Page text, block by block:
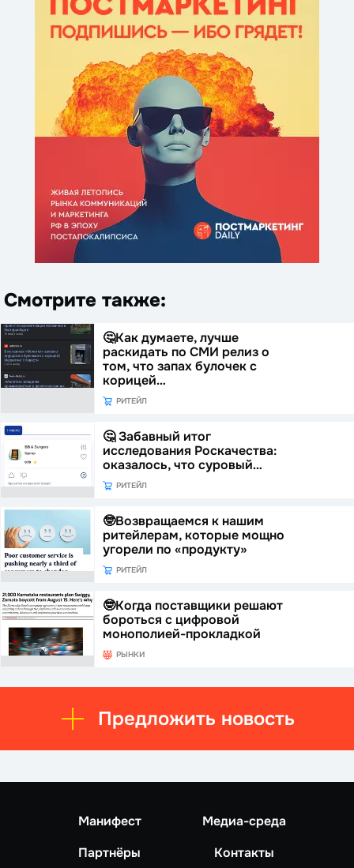
Смотрите также:
🤔Как думаете, лучше
раскидать по СМИ релиз о
том, что запах булочек с
корицей…
РИТЕЙЛ
🤔 Забавный итог
исследования Роскачества:
оказалось, что суровый…
РИТЕЙЛ
🤓Возвращаемся к нашим
ритейлерам, которые мощно
угорели по «продукту»
РИТЕЙЛ
🤓Когда поставщики решают
бороться с цифровой
монополией-прокладкой
РЫНКИ
Предложить новость
Манифест
Медиа-среда
Партнёры
Контакты